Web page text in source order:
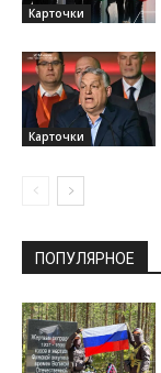
Карточки
Карточки
ПОПУЛЯРНОЕ